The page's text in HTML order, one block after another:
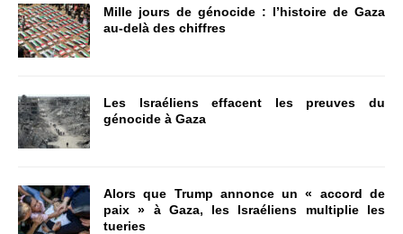
Mille jours de génocide : l’histoire de Gaza
au-delà des chiffres
Les Israéliens effacent les preuves du
génocide à Gaza
Alors que Trump annonce un « accord de
paix » à Gaza, les Israéliens multiplie les
tueries